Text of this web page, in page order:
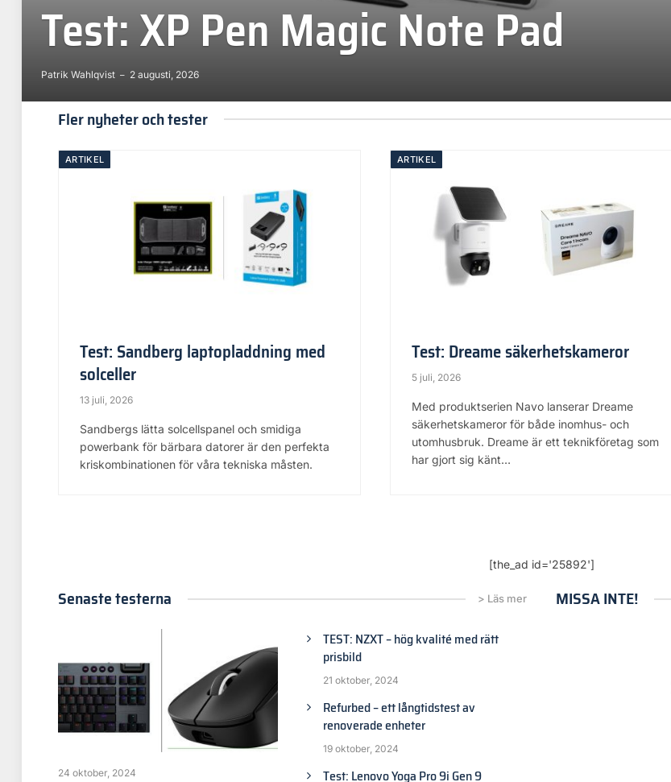
Test: XP Pen Magic Note Pad
Patrik Wahlqvist 2 augusti, 2026
Fler nyheter och tester
ARTIKEL
Test: Sandberg laptopladdning med
solceller
13 juli, 2026
Sandbergs lätta solcellspanel och smidiga
powerbank för bärbara datorer är den perfekta
kriskombinationen för våra tekniska måsten.
ARTIKEL
Test: Dreame säkerhetskameror
5 juli, 2026
Med produktserien Navo lanserar Dreame
säkerhetskameror för både inomhus- och
utomhusbruk. Dreame är ett teknikföretag som
har gjort sig känt…
[the_ad id='25892']
Senaste testerna > Läs mer
24 oktober, 2024
TEST: NZXT – hög kvalité med rätt
prisbild
21 oktober, 2024
Refurbed – ett långtidstest av
renoverade enheter
19 oktober, 2024
Test: Lenovo Yoga Pro 9i Gen 9
MISSA INTE!